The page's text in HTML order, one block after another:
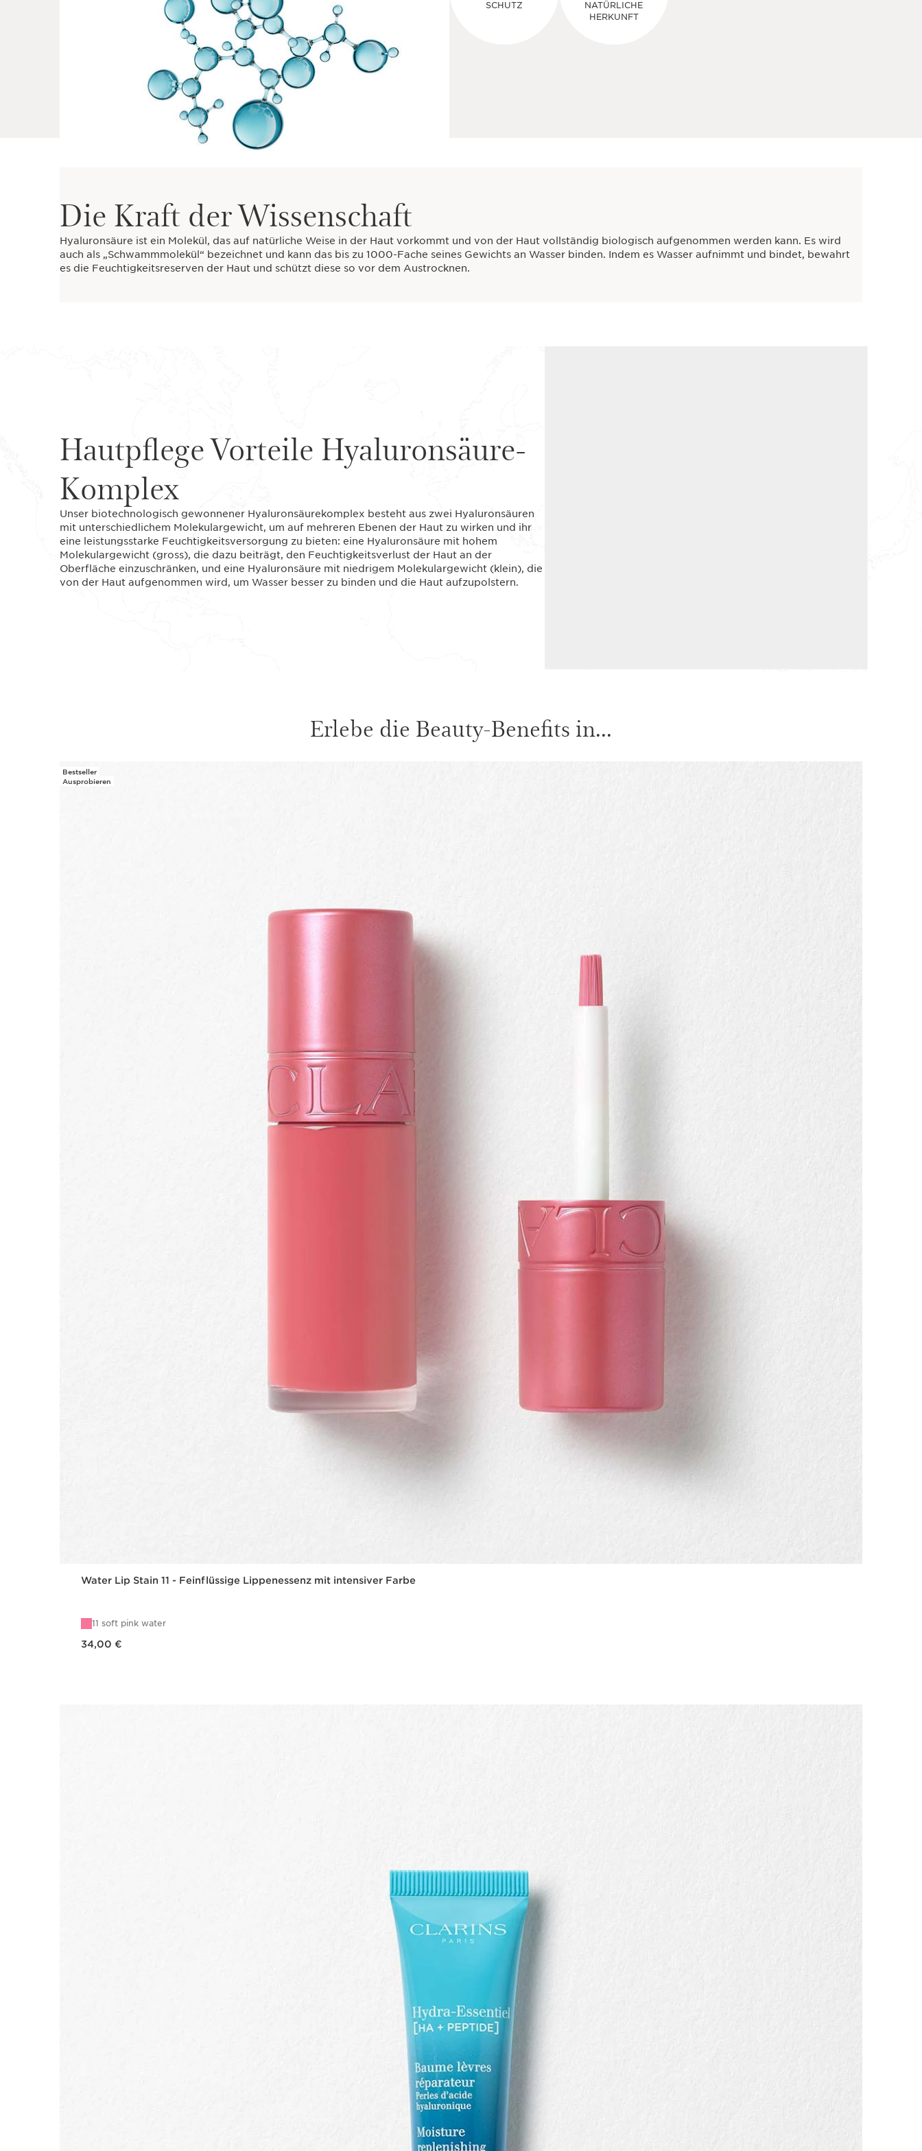
SCHUTZ
NATÜRLICHE
HERKUNFT
Die Kraft der Wissenschaft
Hyaluronsäure ist ein Molekül, das auf natürliche Weise in der Haut vorkommt und von der Haut vollständig biologisch aufgenommen werden kann. Es wird
auch als „Schwammmolekül“ bezeichnet und kann das bis zu 1000-Fache seines Gewichts an Wasser binden. Indem es Wasser aufnimmt und bindet, bewahrt
es die Feuchtigkeitsreserven der Haut und schützt diese so vor dem Austrocknen.
Hautpflege Vorteile Hyaluronsäure-
Komplex
Unser biotechnologisch gewonnener Hyaluronsäurekomplex besteht aus zwei Hyaluronsäuren
mit unterschiedlichem Molekulargewicht, um auf mehreren Ebenen der Haut zu wirken und ihr
eine leistungsstarke Feuchtigkeitsversorgung zu bieten: eine Hyaluronsäure mit hohem
Molekulargewicht (gross), die dazu beiträgt, den Feuchtigkeitsverlust der Haut an der
Oberfläche einzuschränken, und eine Hyaluronsäure mit niedrigem Molekulargewicht (klein), die
von der Haut aufgenommen wird, um Wasser besser zu binden und die Haut aufzupolstern.
Erlebe die Beauty-Benefits in...
WEITER ZUM INHALT
Bestseller
Ausprobieren
Water Lip Stain 11 - Feinflüssige Lippenessenz mit intensiver Farbe
11 soft pink water
34,00 €